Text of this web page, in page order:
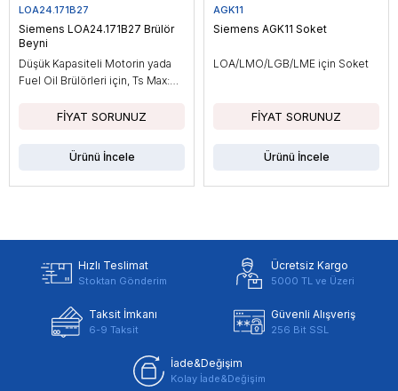
LOA24.171B27
Siemens LOA24.171B27 Brülör
Beyni
Düşük Kapasiteli Motorin yada
Fuel Oil Brülörleri için, Ts Max:
Ürünü İncele
AGK11
Siemens AGK11 Soket
LOA/LMO/LGB/LME için Soket
Ürünü İncele
Hızlı Teslimat
Stoktan Gönderim
Ücretsiz Kargo
5000 TL ve Üzeri
Taksit İmkanı
6-9 Taksit
Güvenli Alışveriş
256 Bit SSL
İade&Değişim
Kolay İade&Değişim